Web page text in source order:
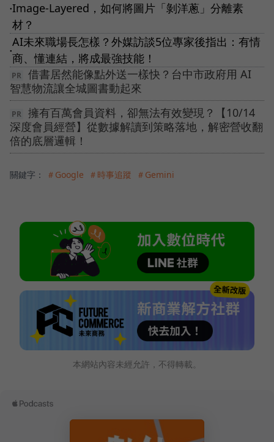
●Image-Layered，如何將圖片「剝洋蔥」分離素
材？
●
AI未來職場長怎樣？外媒訪談5位專家後指出：有情
商、懂連結，將成最強技能！
借書居然能像點外送一樣快？台中市政府用 AI
智慧物流讓全城圖書動起來
擁有百萬會員資料，卻無法有效變現？【10/14
深度會員經營】從數據解讀到策略落地，解密營收翻
倍的底層邏輯！
關鍵字： ＃Google ＃時事追蹤 ＃Gemini
本網站內容未經允許，不得轉載。